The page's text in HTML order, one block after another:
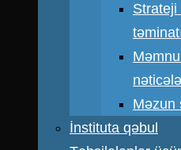
Məzun
İnstituta qəbul